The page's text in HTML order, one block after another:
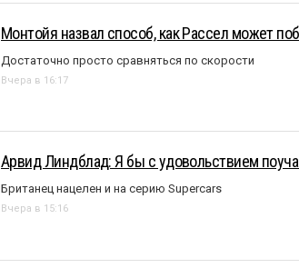
Монтойя назвал способ, как Рассел может
Достаточно просто сравняться по скорости
Вчера в 16:17
Арвид Линдблад: Я бы с удовольствием
Британец нацелен и на серию Supercars
Вчера в 15:16